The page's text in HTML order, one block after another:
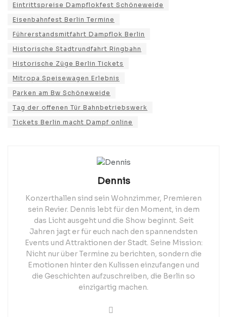
Eintrittspreise Dampflokfest Schöneweide
Eisenbahnfest Berlin Termine
Führerstandsmitfahrt Dampflok Berlin
Historische Stadtrundfahrt Ringbahn
Historische Züge Berlin Tickets
Mitropa Speisewagen Erlebnis
Parken am Bw Schöneweide
Tag der offenen Tür Bahnbetriebswerk
Tickets Berlin macht Dampf online
Dennis
Konzerthallen sind sein Wohnzimmer, Premieren
sein Revier. Dennis lebt für den Moment, in dem
das Licht ausgeht und die Show beginnt. Seit
Jahren jagt er für euch nach den spannendsten
Events und Attraktionen der Stadt. Seine Mission:
Nicht nur über Termine zu berichten, sondern die
Emotionen hinter den Kulissen einzufangen und
die Geschichten aufzuschreiben, die Berlin so
einzigartig machen.